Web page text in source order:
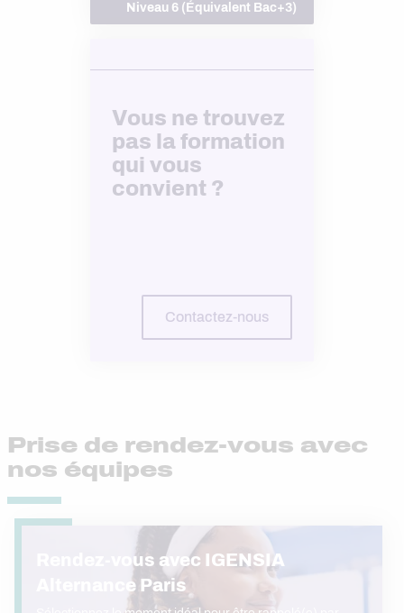
Niveau 6 (Équivalent Bac+3)
Vous ne trouvez
pas la formation
qui vous
convient ?
Contactez-nous
Prise de rendez-vous avec
nos équipes
Rendez-vous avec IGENSIA
Alternance Paris